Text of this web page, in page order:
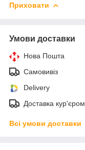
Приховати
Умови доставки
Нова Пошта
Самовивіз
Delivery
Доставка кур'єром
Всі умови доставки